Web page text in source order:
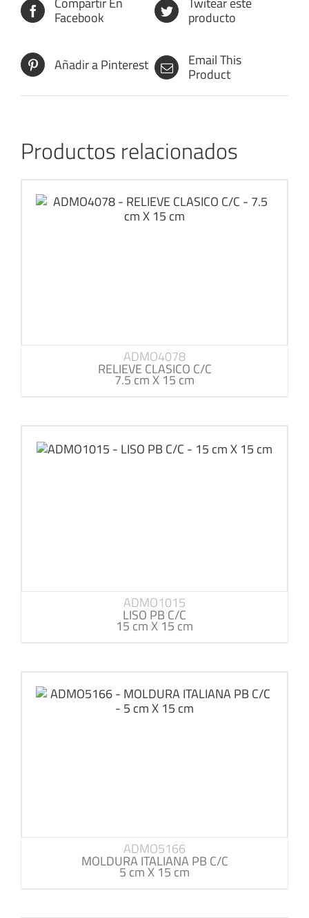
Facebook producto
Añadir a Pinterest Email This
Product
Productos relacionados
ADMO4078
RELIEVE CLASICO C/C
7.5 cm X 15 cm
ADMO1015
LISO PB C/C
15 cm X 15 cm
ADMO5166
MOLDURA ITALIANA PB C/C
5 cm X 15 cm